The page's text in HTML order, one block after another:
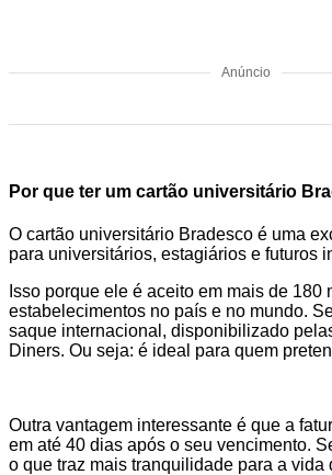
Anúncio
Por que ter um cartão universitário
O cartão universitário Bradesco é uma
para universitários, estagiários e futuros
Isso porque ele é aceito em mais de 180
estabelecimentos no país e no mundo.
saque internacional, disponibilizado
Diners. Ou seja: é ideal para quem
Outra vantagem interessante é que a
em até 40 dias após o seu vencimento.
o que traz mais tranquilidade para a vida